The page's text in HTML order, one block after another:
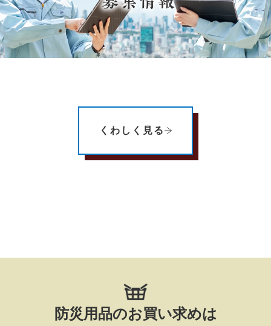
くわしく見る
防災用品のお買い求めは